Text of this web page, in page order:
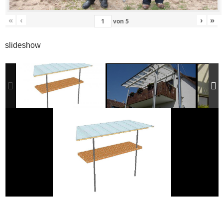
« ‹ von 5 › »
slideshow